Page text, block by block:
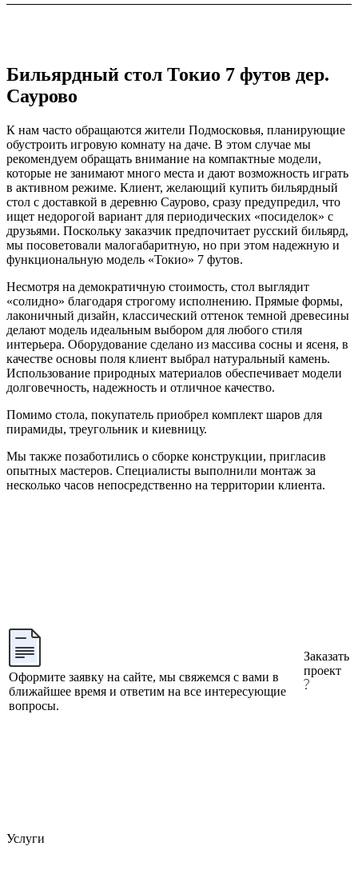
Бильярдный стол Токио 7 футов дер.
Cаурово
К нам часто обращаются жители Подмосковья, планирующие
обустроить игровую комнату на даче. В этом случае мы
рекомендуем обращать внимание на компактные модели,
которые не занимают много места и дают возможность играть
в активном режиме. Клиент, желающий купить бильярдный
стол с доставкой в деревню Саурово, сразу предупредил, что
ищет недорогой вариант для периодических «посиделок» с
друзьями. Поскольку заказчик предпочитает русский бильярд,
мы посоветовали малогабаритную, но при этом надежную и
функциональную модель «Токио» 7 футов.
Несмотря на демократичную стоимость, стол выглядит
«солидно» благодаря строгому исполнению. Прямые формы,
лаконичный дизайн, классический оттенок темной древесины
делают модель идеальным выбором для любого стиля
интерьера. Оборудование сделано из массива сосны и ясеня, в
качестве основы поля клиент выбрал натуральный камень.
Использование природных материалов обеспечивает модели
долговечность, надежность и отличное качество.
Помимо стола, покупатель приобрел комплект шаров для
пирамиды, треугольник и киевницу.
Мы также позаботились о сборке конструкции, пригласив
опытных мастеров. Специалисты выполнили монтаж за
несколько часов непосредственно на территории клиента.
Оформите заявку на сайте, мы свяжемся с вами в
ближайшее время и ответим на все интересующие
вопросы.
Заказать
проект
Услуги